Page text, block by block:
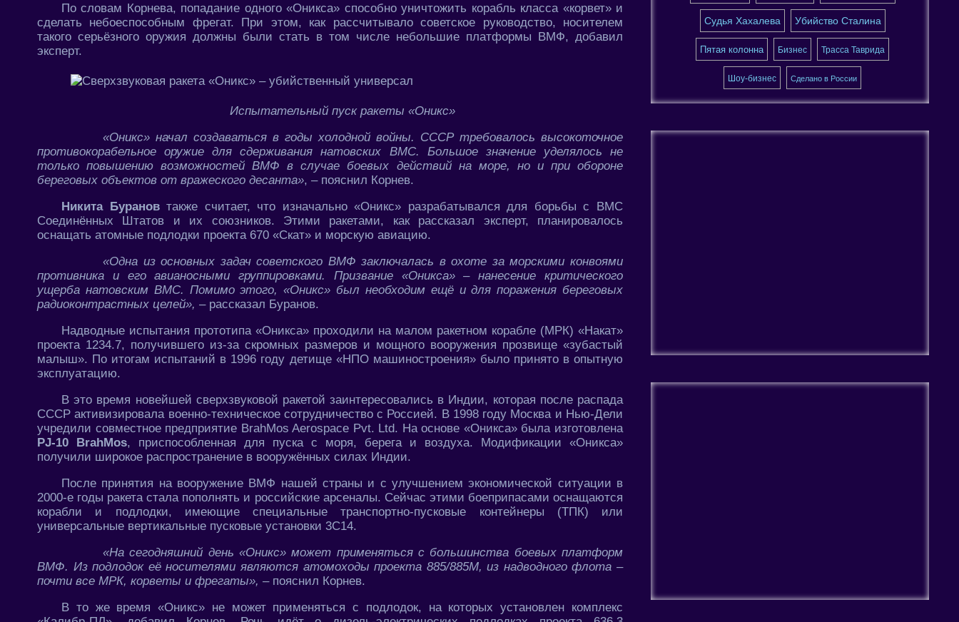
По словам Корнева, попадание одного «Оникса» способно уничтожить корабль класса «корвет» и
сделать небоеспособным фрегат. При этом, как рассчитывало советское руководство, носителем
такого серьёзного оружия должны были стать в том числе небольшие платформы ВМФ, добавил
эксперт.
Испытательный пуск ракеты «Оникс»
«Оникс» начал создаваться в годы холодной войны. СССР требовалось высокоточное
противокорабельное оружие для сдерживания натовских ВМС. Большое значение уделялось не
только повышению возможностей ВМФ в случае боевых действий на море, но и при обороне
береговых объектов от вражеского десанта», – пояснил Корнев.
Никита Бурановтакже считает, что изначально «Оникс» разрабатывался для борьбы с ВМС
Соединённых Штатов и их союзников. Этими ракетами, как рассказал эксперт, планировалось
оснащать атомные подлодки проекта 670 «Скат» и морскую авиацию.
«Одна из основных задач советского ВМФ заключалась в охоте за морскими конвоями
противника и его авианосными группировками. Призвание «Оникса» – нанесение критического
ущерба натовским ВМС. Помимо этого, «Оникс» был необходим ещё и для поражения береговых
радиоконтрастных целей», – рассказал Буранов.
Надводные испытания прототипа «Оникса» проходили на малом ракетном корабле (МРК) «Накат»
проекта 1234.7, получившего из-за скромных размеров и мощного вооружения прозвище «зубастый
малыш». По итогам испытаний в 1996 году детище «НПО машиностроения» было принято в опытную
эксплуатацию.
В это время новейшей сверхзвуковой ракетой заинтересовались в Индии, которая после распада
СССР активизировала военно-техническое сотрудничество с Россией. В 1998 году Москва и Нью-Дели
учредили совместное предприятие BrahMos Aerospace Pvt. Ltd. На основе «Оникса» была изготовлена
PJ-10 BrahMos, приспособленная для пуска с моря, берега и воздуха. Модификации «Оникса»
получили широкое распространение в вооружённых силах Индии.
После принятия на вооружение ВМФ нашей страны и с улучшением экономической ситуации в
2000-е годы ракета стала пополнять и российские арсеналы. Сейчас этими боеприпасами оснащаются
корабли и подлодки, имеющие специальные транспортно-пусковые контейнеры (ТПК) или
универсальные вертикальные пусковые установки 3С14.
«На сегодняшний день «Оникс» может применяться с большинства боевых платформ
ВМФ. Из подлодок её носителями являются атомоходы проекта 885/885М, из надводного флота –
почти все МРК, корветы и фрегаты», – пояснил Корнев.
В то же время «Оникс» не может применяться с подлодок, на которых установлен комплекс
Судья Хахалева Убийство Сталина
Пятая колонна Бизнес Трасса Таврида
Шоу-бизнес Сделано в России